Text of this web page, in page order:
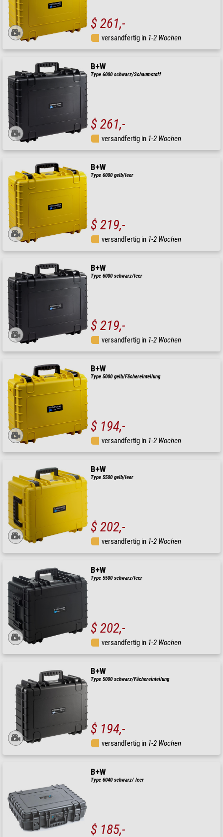
$ 261,-
versandfertig in 1-2 Wochen
B+W
Type 6000 schwarz/Schaumstoff
$ 261,-
versandfertig in 1-2 Wochen
B+W
Type 6000 gelb/leer
$ 219,-
versandfertig in 1-2 Wochen
B+W
Type 6000 schwarz/leer
$ 219,-
versandfertig in 1-2 Wochen
B+W
Type 5000 gelb/Fächereinteilung
$ 194,-
versandfertig in 1-2 Wochen
B+W
Type 5500 gelb/leer
$ 202,-
versandfertig in 1-2 Wochen
B+W
Type 5500 schwarz/leer
$ 202,-
versandfertig in 1-2 Wochen
B+W
Type 5000 schwarz/Fächereinteilung
$ 194,-
versandfertig in 1-2 Wochen
B+W
Type 6040 schwarz/ leer
$ 185,-